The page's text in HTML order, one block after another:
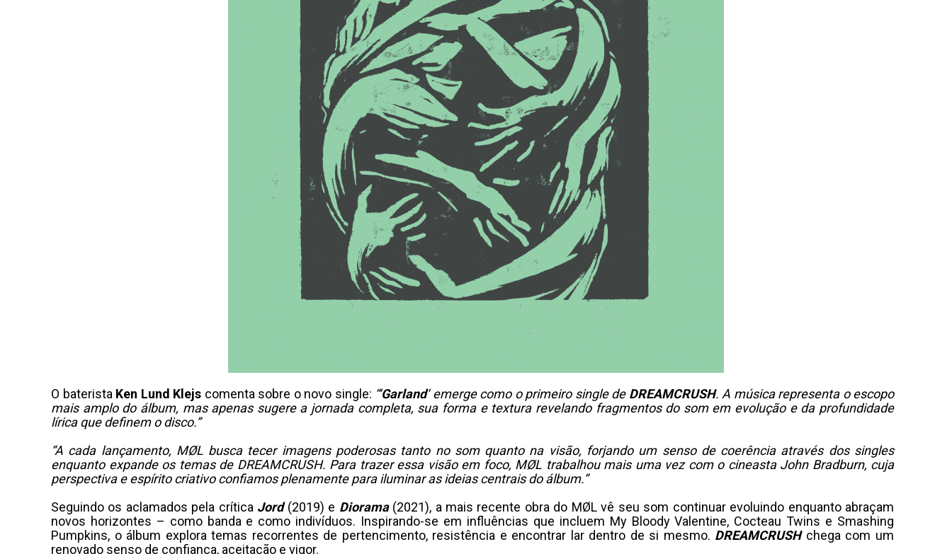
O baterista Ken Lund Klejs comenta sobre o novo single: “‘Garland‘ emerge como o primeiro single de DREAMCRUSH. A música representa o escopo
mais amplo do álbum, mas apenas sugere a jornada completa, sua forma e textura revelando fragmentos do som em evolução e da profundidade
lírica que definem o disco.”
“A cada lançamento, MØL busca tecer imagens poderosas tanto no som quanto na visão, forjando um senso de coerência através dos singles
enquanto expande os temas de DREAMCRUSH. Para trazer essa visão em foco, MØL trabalhou mais uma vez com o cineasta John Bradburn, cuja
perspectiva e espírito criativo confiamos plenamente para iluminar as ideias centrais do álbum.”
Seguindo os aclamados pela crítica Jord(2019) e Diorama(2021), a mais recente obra do MØL vê seu som continuar evoluindo enquanto abraçam
novos horizontes – como banda e como indivíduos. Inspirando-se em influências que incluem My Bloody Valentine, Cocteau Twins e Smashing
Pumpkins, o álbum explora temas recorrentes de pertencimento, resistência e encontrar lar dentro de si mesmo. DREAMCRUSHchega com um
renovado senso de confiança, aceitação e vigor.